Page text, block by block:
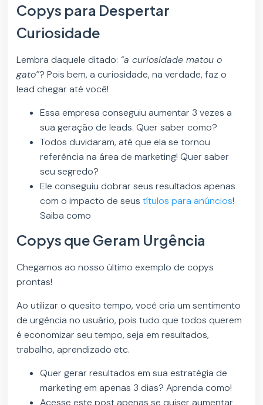
Copys para Despertar
Curiosidade
Lembra daquele ditado: “a curiosidade matou o
gato”? Pois bem, a curiosidade, na verdade, faz o
lead chegar até você!
Essa empresa conseguiu aumentar 3 vezes a
sua geração de leads. Quer saber como?
Todos duvidaram, até que ela se tornou
referência na área de marketing! Quer saber
seu segredo?
Ele conseguiu dobrar seus resultados apenas
com o impacto de seustítulos para anúncios!
Saiba como
Copys que Geram Urgência
Chegamos ao nosso último exemplo de copys
prontas!
Ao utilizar o quesito tempo, você cria um sentimento
de urgência no usuário, pois tudo que todos querem
é economizar seu tempo, seja em resultados,
trabalho, aprendizado etc.
Quer gerar resultados em sua estratégia de
marketing em apenas 3 dias? Aprenda como!
Acesse este post apenas se quiser aumentar